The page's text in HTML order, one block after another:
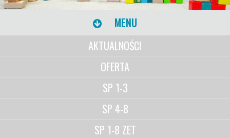
MENU
AKTUALNOŚCI
OFERTA
SP 1-3
SP 4-8
SP 1-8 ZET